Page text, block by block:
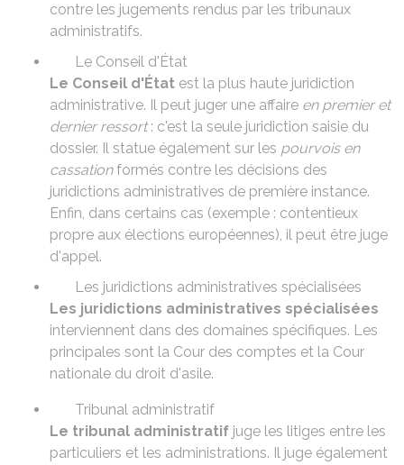
contre les jugements rendus par les tribunaux
administratifs.
Le Conseil d'État
Le Conseil d'État est la plus haute juridiction
administrative. Il peut juger une affaire en premier et
dernier ressort: c'est la seule juridiction saisie du
dossier. Il statue également sur les pourvois en
cassationformés contre les décisions des
juridictions administratives de première instance.
Enfin, dans certains cas (exemple : contentieux
propre aux élections européennes), il peut être juge
d'appel.
Les juridictions administratives spécialisées
Les juridictions administratives spécialisées
interviennent dans des domaines spécifiques. Les
principales sont la Cour des comptes et la Cour
nationale du droit d'asile.
Tribunal administratif
Le tribunal administratif juge les litiges entre les
particuliers et les administrations. Il juge également